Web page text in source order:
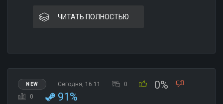
ЧИТАТЬ ПОЛНОСТЬЮ
NEW Сегодня, 16:11 0 0%
0 91%